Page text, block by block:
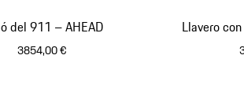
del 911 – AHEAD
3854,00 €
Llavero